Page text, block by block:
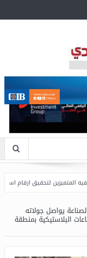
لتحقيق ارقام استثنائية في
يواصل جولاته
البلاستيكية بمنطقة